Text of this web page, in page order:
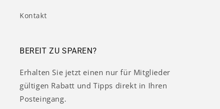
Kontakt
BEREIT ZU SPAREN?
Erhalten Sie jetzt einen nur für Mitglieder
gültigen Rabatt und Tipps direkt in Ihren
Posteingang.